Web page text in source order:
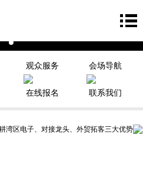
观众服务 会场导航
在线报名 联系我们